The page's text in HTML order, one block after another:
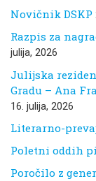
Novičnik DSKP
Razpis za
julija, 2026
Julijska
Gradu – Ana
16. julija, 2026
Literarno-
Poletni oddih
Poročilo z